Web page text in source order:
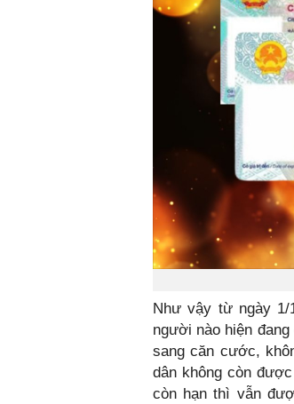
Như vậy từ ngày 1/
người nào hiện
sang căn cước,
dân không còn
còn hạn thì vẫn